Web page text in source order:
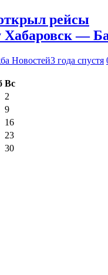
рейсы
Хабаровск —
Новостей3 года спустя
Вс
2
9
16
23
30